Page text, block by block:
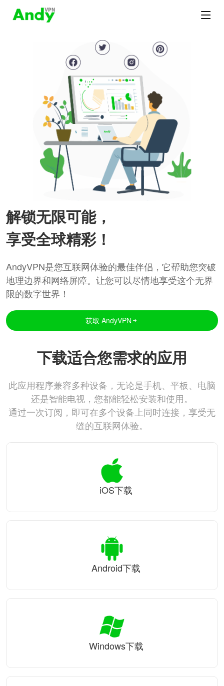
解锁无限可能，
享受全球精彩！
AndyVPN是您互联网体验的最佳伴侣，它帮助您突破
地理边界和网络屏障。让您可以尽情地享受这个无界
限的数字世界！
获取 AndyVPN
下载适合您需求的应用
此应用程序兼容多种设备，无论是手机、平板、电脑
还是智能电视，您都能轻松安装和使用。
通过一次订阅，即可在多个设备上同时连接，享受无
缝的互联网体验。
iOS下载
Android下载
Windows下载